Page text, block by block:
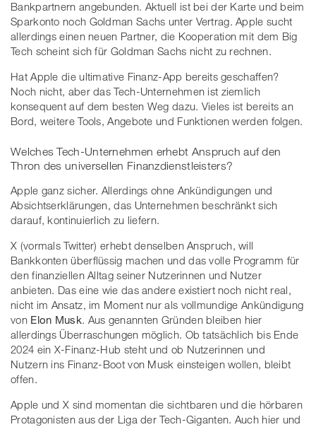
Bankpartnern angebunden. Aktuell ist bei der Karte und beim
Sparkonto noch Goldman Sachs unter Vertrag. Apple sucht
allerdings einen neuen Partner, die Kooperation mit dem Big
Tech scheint sich für Goldman Sachs nicht zu rechnen.
Hat Apple die ultimative Finanz-App bereits geschaffen?
Noch nicht, aber das Tech-Unternehmen ist ziemlich
konsequent auf dem besten Weg dazu. Vieles ist bereits an
Bord, weitere Tools, Angebote und Funktionen werden folgen.
Welches Tech-Unternehmen erhebt Anspruch auf den
Thron des universellen Finanzdienstleisters?
Apple ganz sicher. Allerdings ohne Ankündigungen und
Absichtserklärungen, das Unternehmen beschränkt sich
darauf, kontinuierlich zu liefern.
X (vormals Twitter) erhebt denselben Anspruch, will
Bankkonten überflüssig machen und das volle Programm für
den finanziellen Alltag seiner Nutzerinnen und Nutzer
anbieten. Das eine wie das andere existiert noch nicht real,
nicht im Ansatz, im Moment nur als vollmundige Ankündigung
von Elon Musk. Aus genannten Gründen bleiben hier
allerdings Überraschungen möglich. Ob tatsächlich bis Ende
2024 ein X-Finanz-Hub steht und ob Nutzerinnen und
Nutzern ins Finanz-Boot von Musk einsteigen wollen, bleibt
offen.
Apple und X sind momentan die sichtbaren und die hörbaren
Protagonisten aus der Liga der Tech-Giganten. Auch hier und